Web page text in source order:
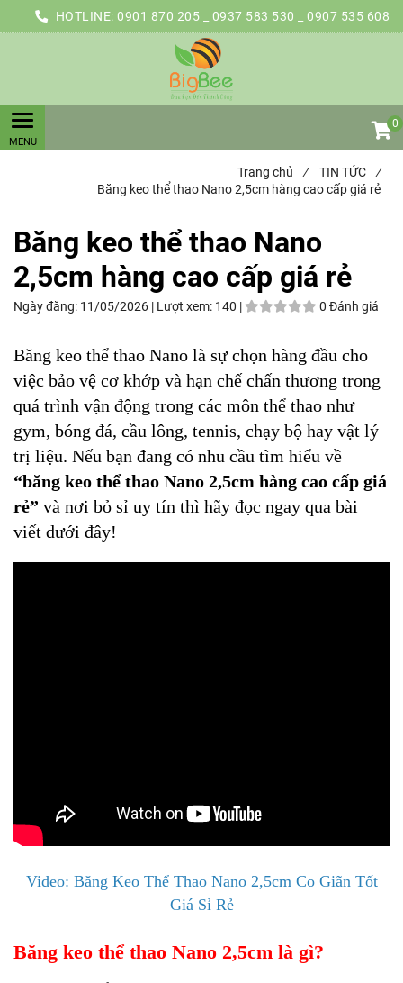
HOTLINE: 0901 870 205 _ 0937 583 530 _ 0907 535 608
0
Trang chủ / TIN TỨC
/
Băng keo thể thao Nano 2,5cm hàng cao cấp giá rẻ
Băng keo thể thao Nano
2,5cm hàng cao cấp giá rẻ
Ngày đăng: 11/05/2026 | Lượt xem: 140 | 0 Đánh giá
Băng keo thể thao Nano là sự chọn hàng đầu cho
việc bảo vệ cơ khớp và hạn chế chấn thương trong
quá trình vận động trong các môn thể thao như
gym, bóng đá, cầu lông, tennis, chạy bộ hay vật lý
trị liệu. Nếu bạn đang có nhu cầu tìm hiểu về
“băng keo thể thao Nano 2,5cm hàng cao cấp giá
rẻ” và nơi bỏ sỉ uy tín thì hãy đọc ngay qua bài
viết dưới đây!
Video: Băng Keo Thể Thao Nano 2,5cm Co Giãn Tốt
Giá Sỉ Rẻ
Băng keo thể thao Nano 2,5cm là gì?